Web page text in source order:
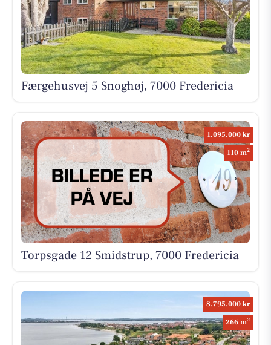
Færgehusvej 5 Snoghøj, 7000 Fredericia
1.095.000 kr
110 m2
Torpsgade 12 Smidstrup, 7000 Fredericia
8.795.000 kr
266 m2